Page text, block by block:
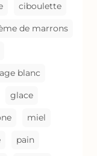
ciboulette
de marrons
blanc
glace
miel
pain